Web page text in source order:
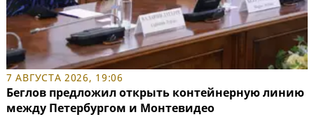
7 АВГУСТА 2026, 19:06
Беглов предложил открыть контейнерную линию
между Петербургом и Монтевидео